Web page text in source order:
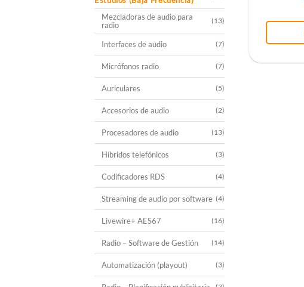
Mezcladoras de audio para
radio
(13)
Interfaces de audio (7)
Micrófonos radio (7)
Auriculares (5)
Accesorios de audio (2)
Procesadores de audio (13)
Híbridos telefónicos (3)
Codificadores RDS (4)
Streaming de audio por software (4)
Livewire+ AES67 (16)
Radio – Software de Gestión (14)
Automatización (playout) (3)